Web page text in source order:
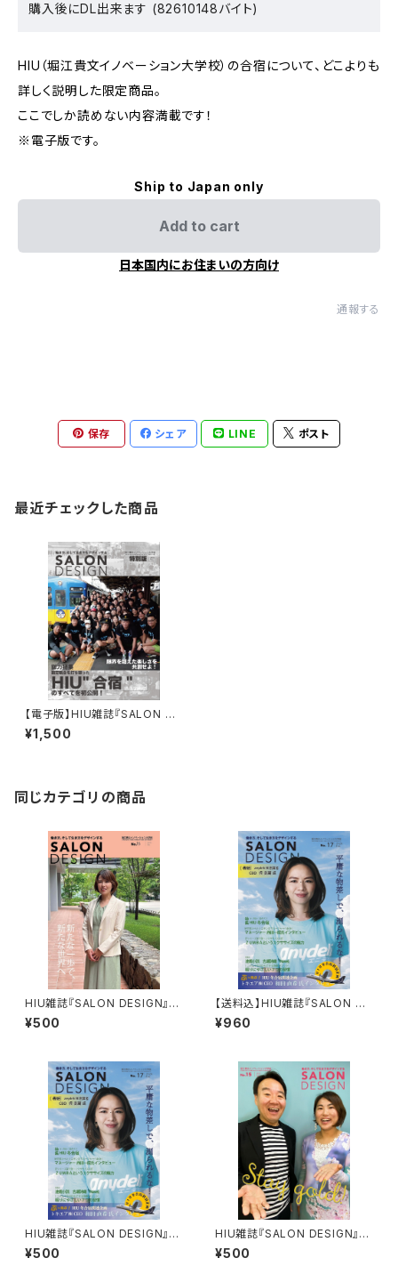
購入後にDL出来ます (82610148バイト)
HIU（堀江貴文イノベーション大学校）の合宿について、どこよりも
詳しく説明した限定商品。
ここでしか読めない内容満載です！
※電子版です。
Ship to Japan only
Add to cart
日本国内にお住まいの方向け
通報する
保存 シェア LINE ポスト
最近チェックした商品
【電子版】HIU雑誌『SALON DE
SIGN』合宿特別版
¥1,500
同じカテゴリの商品
HIU雑誌『SALON DESIGN』v
ol.16（電子版）
¥500
【送料込】HIU雑誌『SALON DE
SIGN』vol.17（紙版）
¥960
HIU雑誌『SALON DESIGN』v
ol.17（電子版）
¥500
HIU雑誌『SALON DESIGN』v
ol.15（電子版）
¥500